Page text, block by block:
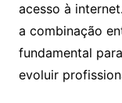
acesso à
a combinação
fundamental
evoluir